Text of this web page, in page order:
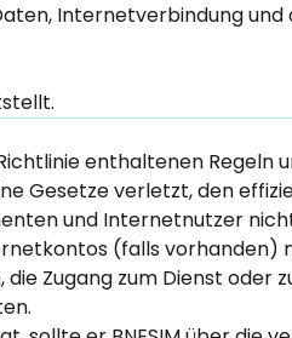
Internetverbindung
enthaltenen Regeln
Gesetze verletzt, den
und Internetnutzer
(falls vorhanden)
Zugang zum Dienst oder